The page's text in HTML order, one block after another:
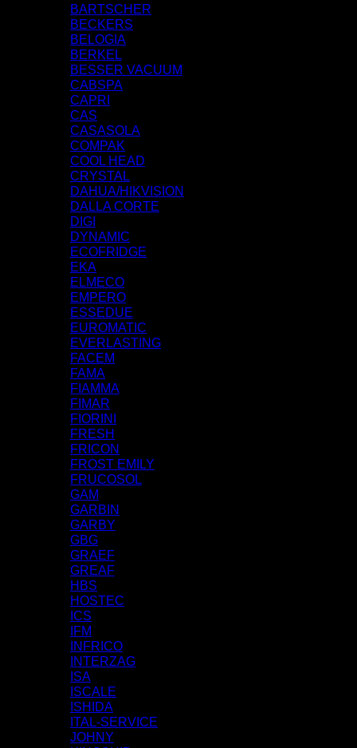
BARTSCHER
BECKERS
BELOGIA
BERKEL
BESSER VACUUM
CABSPA
CAPRI
CAS
CASASOLA
COMPAK
COOL HEAD
CRYSTAL
DAHUA/HIKVISION
DALLA CORTE
DIGI
DYNAMIC
ECOFRIDGE
EKA
ELMECO
EMPERO
ESSEDUE
EUROMATIC
EVERLASTING
FACEM
FAMA
FIAMMA
FIMAR
FIORINI
FRESH
FRICON
FROST EMILY
FRUCOSOL
GAM
GARBIN
GARBY
GBG
GRAEF
GREAF
HBS
HOSTEC
ICS
IFM
INFRICO
INTERZAG
ISA
ISCALE
ISHIDA
ITAL-SERVICE
JOHNY